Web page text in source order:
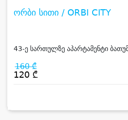
ორბი სითი / ORBI CITY
43-ე სართულზე აპარტამენტი
160 ₾
120 ₾